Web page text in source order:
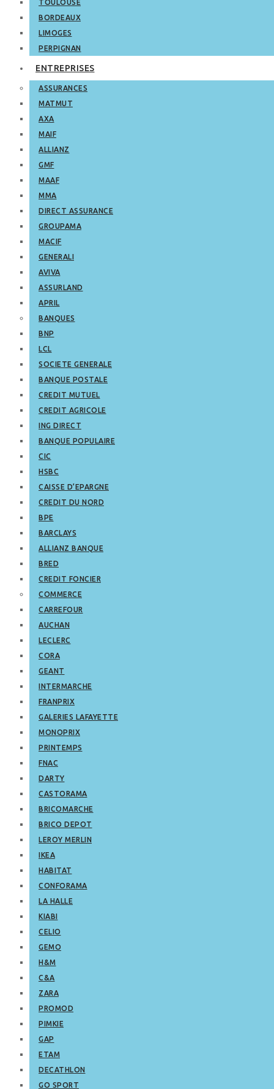
TOULOUSE
BORDEAUX
LIMOGES
PERPIGNAN
ENTREPRISES
ASSURANCES
MATMUT
AXA
MAIF
ALLIANZ
GMF
MAAF
MMA
DIRECT ASSURANCE
GROUPAMA
MACIF
GENERALI
AVIVA
ASSURLAND
APRIL
BANQUES
BNP
LCL
SOCIETE GENERALE
BANQUE POSTALE
CREDIT MUTUEL
CREDIT AGRICOLE
ING DIRECT
BANQUE POPULAIRE
CIC
HSBC
CAISSE D’EPARGNE
CREDIT DU NORD
BPE
BARCLAYS
ALLIANZ BANQUE
BRED
CREDIT FONCIER
COMMERCE
CARREFOUR
AUCHAN
LECLERC
CORA
GEANT
INTERMARCHE
FRANPRIX
GALERIES LAFAYETTE
MONOPRIX
PRINTEMPS
FNAC
DARTY
CASTORAMA
BRICOMARCHE
BRICO DEPOT
LEROY MERLIN
IKEA
HABITAT
CONFORAMA
LA HALLE
KIABI
CELIO
GEMO
H&M
C&A
ZARA
PROMOD
PIMKIE
GAP
ETAM
DECATHLON
GO SPORT